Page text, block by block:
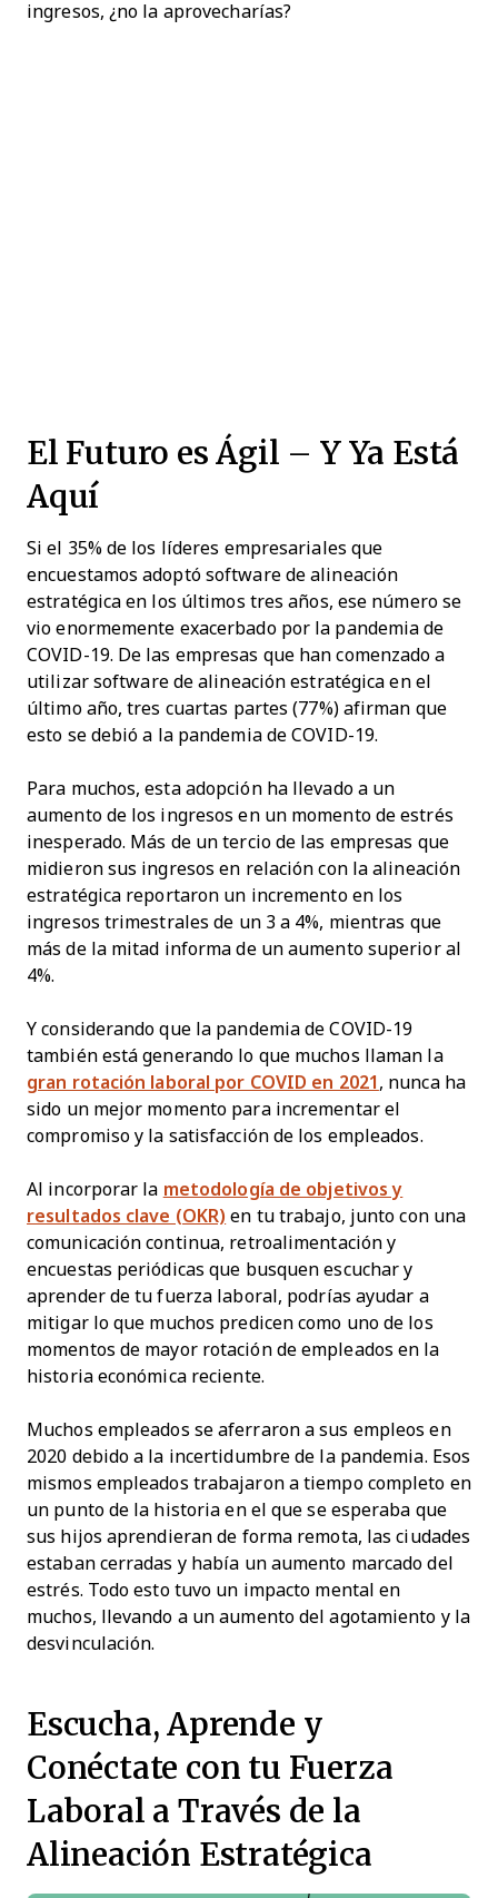
ingresos, ¿no la aprovecharías?
El Futuro es Ágil – Y Ya Está
Aquí
Si el 35% de los líderes empresariales que
encuestamos adoptó software de alineación
estratégica en los últimos tres años, ese número se
vio enormemente exacerbado por la pandemia de
COVID-19. De las empresas que han comenzado a
utilizar software de alineación estratégica en el
último año, tres cuartas partes (77%) afirman que
esto se debió a la pandemia de COVID-19.
Para muchos, esta adopción ha llevado a un
aumento de los ingresos en un momento de estrés
inesperado. Más de un tercio de las empresas que
midieron sus ingresos en relación con la alineación
estratégica reportaron un incremento en los
ingresos trimestrales de un 3 a 4%, mientras que
más de la mitad informa de un aumento superior al
4%.
Y considerando que la pandemia de COVID-19
también está generando lo que muchos llaman la
gran rotación laboral por COVID en 2021 , nunca ha
sido un mejor momento para incrementar el
compromiso y la satisfacción de los empleados.
Al incorporar la metodología de objetivos y
resultados clave (OKR) en tu trabajo, junto con una
comunicación continua, retroalimentación y
encuestas periódicas que busquen escuchar y
aprender de tu fuerza laboral, podrías ayudar a
mitigar lo que muchos predicen como uno de los
momentos de mayor rotación de empleados en la
historia económica reciente.
Muchos empleados se aferraron a sus empleos en
2020 debido a la incertidumbre de la pandemia. Esos
mismos empleados trabajaron a tiempo completo en
un punto de la historia en el que se esperaba que
sus hijos aprendieran de forma remota, las ciudades
estaban cerradas y había un aumento marcado del
estrés. Todo esto tuvo un impacto mental en
muchos, llevando a un aumento del agotamiento y la
desvinculación.
Escucha, Aprende y
Conéctate con tu Fuerza
Laboral a Través de la
Alineación Estratégica